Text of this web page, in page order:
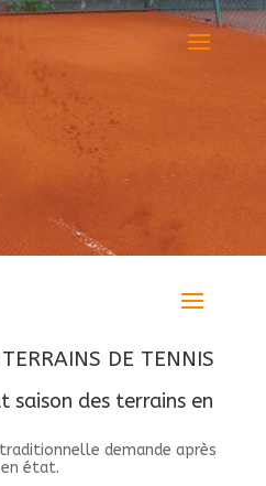
DE TENNIS
saison des terrains en
demande après
en état.